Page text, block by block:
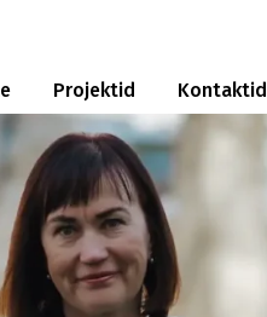
Projektid Kontaktid